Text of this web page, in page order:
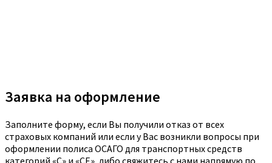
Заявка на оформление
Заполните форму, если Вы получили отказ от всех
страховых компаний или если у Вас возникли вопросы при
оформлении полиса ОСАГО для транспортных средств
категорий «C» и «CE», либо свяжитесь с нами напрямую по